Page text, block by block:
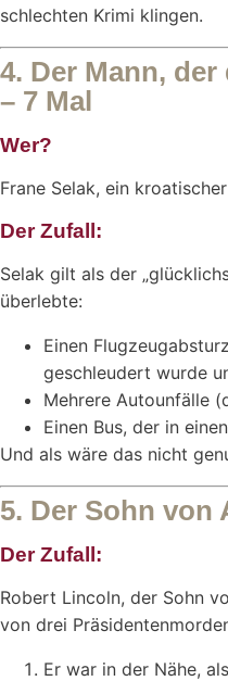
schlechten Krimi klingen.
4. Der Mann,
– 7 Mal
Wer?
Frane Selak, ein
Der Zufall:
Selak gilt als der
überlebte:
Einen
geschleudert wurde
Mehrere Autounfälle
Einen Bus, der in
Und als wäre das nicht
5. Der Sohn von
Der Zufall:
Robert Lincoln, der Sohn
von drei
Er war in der Nähe,